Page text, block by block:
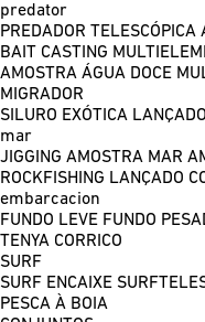
predator
PREDADOR TELESCÓPICA
BAIT CASTING
AMOSTRA ÁGUA DOCE
MIGRADOR
SILURO EXÓTICA LANÇADO
mar
JIGGING AMOSTRA MAR
ROCKFISHING LANÇADO
embarcacion
FUNDO LEVE FUNDO
TENYA CORRICO
SURF
SURF ENCAIXE
PESCA À BOIA